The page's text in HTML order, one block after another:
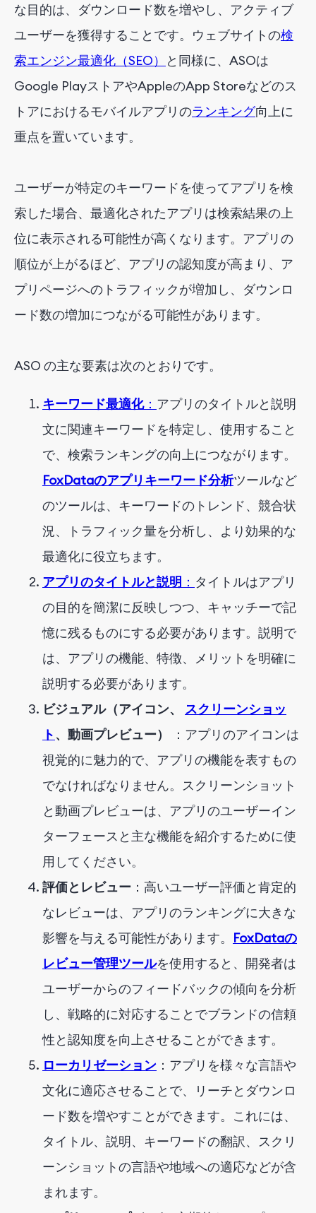
な目的は、ダウンロード数を増やし、アクティブ
ユーザーを獲得することです。ウェブサイトの検
索エンジン最適化（SEO）
と同様に、ASOは
Google PlayストアやAppleのApp Storeなどのス
トアにおけるモバイルアプリのランキング向上に
重点を置いています。
ユーザーが特定のキーワードを使ってアプリを検
索した場合、最適化されたアプリは検索結果の上
位に表示される可能性が高くなります。アプリの
順位が上がるほど、アプリの認知度が高まり、ア
プリページへのトラフィックが増加し、ダウンロ
ード数の増加につながる可能性があります。
ASO の主な要素は次のとおりです。
キーワード最適化： アプリのタイトルと説明
文に関連キーワードを特定し、使用すること
で、検索ランキングの向上につながります。
FoxDataのアプリキーワード分析ツールなど
のツールは、キーワードのトレンド、競合状
況、トラフィック量を分析し、より効果的な
最適化に役立ちます。
アプリのタイトルと説明 ： タイトルはアプリ
の目的を簡潔に反映しつつ、キャッチーで記
憶に残るものにする必要があります。説明で
は、アプリの機能、特徴、メリットを明確に
説明する必要があります。
ビジュアル（アイコン、 スクリーンショッ
ト 、動画プレビュー）
：アプリのアイコンは
視覚的に魅力的で、アプリの機能を表すもの
でなければなりません。スクリーンショット
と動画プレビューは、アプリのユーザーイン
ターフェースと主な機能を紹介するために使
用してください。
評価とレビュー ：高いユーザー評価と肯定的
なレビューは、アプリのランキングに大きな
影響を与える可能性があります。 FoxDataの
レビュー管理ツールを使用すると、開発者は
ユーザーからのフィードバックの傾向を分析
し、戦略的に対応することでブランドの信頼
性と認知度を向上させることができます。
ローカリゼーション ：アプリを様々な言語や
文化に適応させることで、リーチとダウンロ
ード数を増やすことができます。これには、
タイトル、説明、キーワードの翻訳、スクリ
ーンショットの言語や地域への適応などが含
まれます。